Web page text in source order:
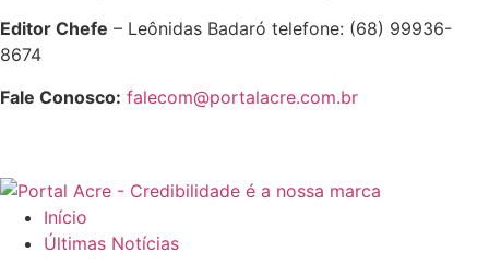
Editor Chefe – Leônidas Badaró telefone: (68) 99936-
8674
Fale Conosco: falecom@portalacre.com.br
Início
Últimas Notícias